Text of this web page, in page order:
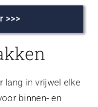
>>>
lang in vrijwel elke
binnen- en